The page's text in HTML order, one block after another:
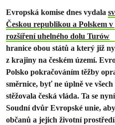
Evropská komise dnes vydala
Českou republikou a Polskem
rozšíření uhelného dolu Turów
hranice obou států a který již
z krajiny na českém území.
Polsko pokračováním těžby
směrnice, byť ne úplně ve
stěžovala česká vláda. Ta se
Soudní dvůr Evropské unie,
občanů a jejich životní